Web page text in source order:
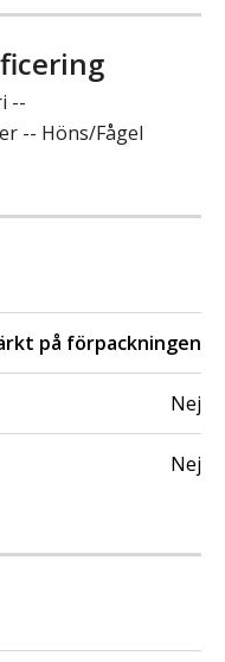
--
-- Höns/Fågel
på förpackningen
Nej
Nej